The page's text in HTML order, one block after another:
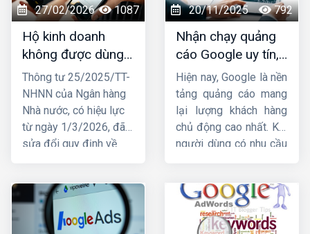
27/02/2026 1087
Hộ kinh doanh
không được dùng
tài khoản ngân
hàng cá nhân để
nhận tiền từ
01/03/2026
Thông tư 25/2025/TT-
NHNN của Ngân hàng
Nhà nước, có hiệu lực
từ ngày 1/3/2026, đã
sửa đổi quy định về
đó liên quan trực tiếp
đến hộ kinh doanh.
Trước những thay đổi
20/11/2025 792
Nhận chạy quảng
cáo Google uy tín,
chuyên nghiệp,
hiệu quả TOP 1
Hiện nay, Google là nền
tảng quảng cáo mang
lại lượng khách hàng
chủ động cao nhất. Khi
người dùng có nhu cầu
tìm thông tin. Đây chính
là lý do ngày càng
nhiều doanh nghiệp tìm